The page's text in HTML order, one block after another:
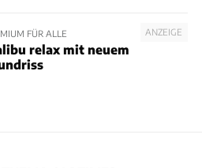
ANZEIGE
FÜR ALLE
relax mit neuem